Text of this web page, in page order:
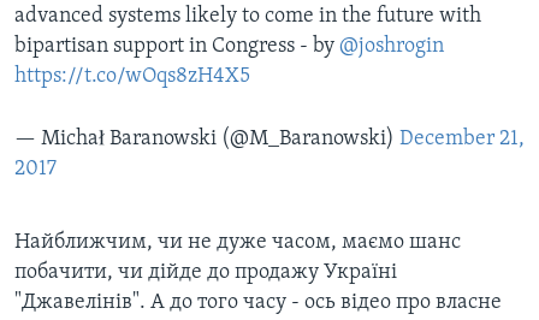
advanced systems likely to come in the future with
bipartisan support in Congress - by @joshrogin
https://t.co/wOqs8zH4X5
— Michał Baranowski (@M_Baranowski) December 21,
2017
Найближчим, чи не дуже часом, маємо шанс
побачити, чи дійде до продажу Україні
"Джавелінів". А до того часу - ось відео про власне